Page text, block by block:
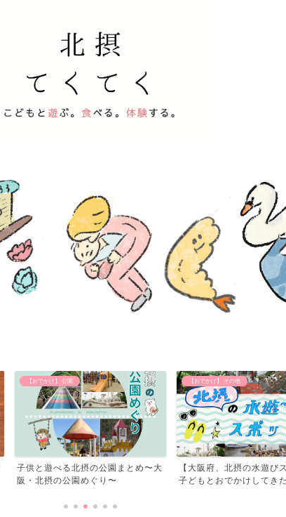
【おでかけ】 公園
子供と遊べる北摂の公園まとめ〜大
阪・北摂の公園めぐり〜
【おでかけ】 その他
【大阪府、北摂の水遊び
子どもとおでかけしてきた